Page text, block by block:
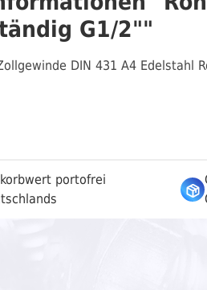
G1/2""
DIN 431 A4 Edelstahl
portofrei